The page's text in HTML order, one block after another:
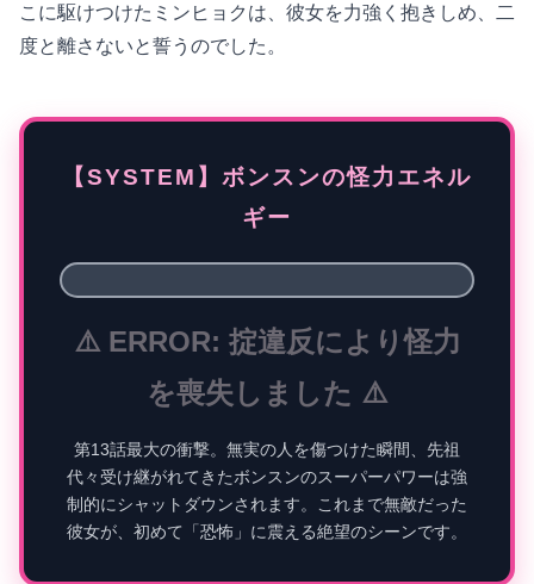
こに駆けつけたミンヒョクは、彼女を力強く抱きしめ、二
度と離さないと誓うのでした。
【SYSTEM】ボンスンの怪力エネル
ギー
⚠️ ERROR: 掟違反により怪力
を喪失しました ⚠️
第13話最大の衝撃。無実の人を傷つけた瞬間、先祖
代々受け継がれてきたボンスンのスーパーパワーは強
制的にシャットダウンされます。これまで無敵だった
彼女が、初めて「恐怖」に震える絶望のシーンです。